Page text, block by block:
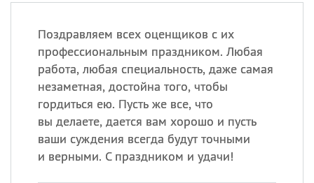
Поздравляем всех оценщиков с их
профессиональным праздником. Любая
работа, любая специальность, даже самая
незаметная, достойна того, чтобы
гордиться ею. Пусть же все, что
вы делаете, дается вам хорошо и пусть
ваши суждения всегда будут точными
и верными. С праздником и удачи!